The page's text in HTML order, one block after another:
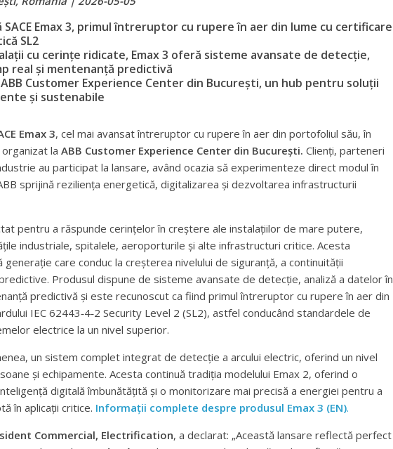
SACE Emax 3, primul întreruptor cu rupere în aer din lume cu certificare
SL2
cu cerințe ridicate, Emax 3 oferă sisteme avansate de detecție,
real și mentenanță predictivă
Customer Experience Center din București, un hub pentru soluții
și sustenabile
Emax 3, cel mai avansat întreruptor cu rupere în aer din portofoliul său, în
la ABB Customer Experience Center din București. Clienți, parteneri
au participat la lansare, având ocazia să experimenteze direct modul în
sprijină reziliența energetică, digitalizarea și dezvoltarea infrastructurii
pentru a răspunde cerințelor în creștere ale instalațiilor de mare putere,
industriale, spitalele, aeroporturile și alte infrastructuri critice. Acesta
care conduc la creșterea nivelului de siguranță, a continuității
Produsul dispune de sisteme avansate de detecție, analiză a datelor în
predictivă și este recunoscut ca fiind primul întreruptor cu rupere în aer din
IEC 62443‑4‑2 Security Level 2 (SL2), astfel conducând standardele de
electrice la un nivel superior.
un sistem complet integrat de detecție a arcului electric, oferind un nivel
și echipamente. Acesta continuă tradiția modelului Emax 2, oferind o
digitală îmbunătățită și o monitorizare mai precisă a energiei pentru a
în aplicații critice. Informații complete despre produsul Emax 3 (EN).
Commercial, Electrification, a declarat: „Această lansare reflectă perfect